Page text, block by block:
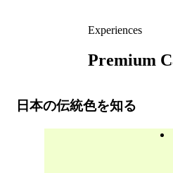
Experiences
Premium
日本の伝統色を知る